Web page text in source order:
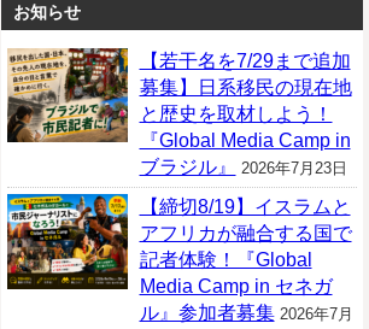
お知らせ
【若干名を7/29まで追加
募集】日系移民の現在地
と歴史を取材しよう！
『Global Media Camp in
ブラジル』
2026年7月23日
【締切8/19】イスラムと
アフリカが融合する国で
記者体験！『Global
Media Camp in セネガ
ル』参加者募集 2026年7月